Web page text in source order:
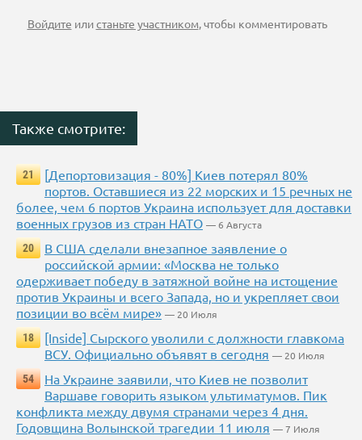
Войдите илистаньте участником, чтобы комментировать
Также смотрите:
21
[Депортовизация - 80%] Киев потерял 80%
портов. Оставшиеся из 22 морских и 15 речных не
более, чем 6 портов Украина использует для доставки
военных грузов из стран НАТО — 6 Августа
20
В США сделали внезапное заявление о
российской армии: «Москва не только
одерживает победу в затяжной войне на истощение
против Украины и всего Запада, но и укрепляет свои
позиции во всём мире» — 20 Июля
18
[Inside] Сырского уволили с должности главкома
ВСУ. Официально объявят в сегодня — 20 Июля
54
На Украине заявили, что Киев не позволит
Варшаве говорить языком ультиматумов. Пик
конфликта между двумя странами через 4 дня.
Годовщина Волынской трагедии 11 июля — 7 Июля